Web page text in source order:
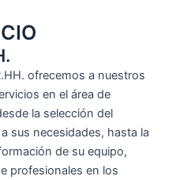
ofrecemos a nuestros
en el área de
la selección del
sus necesidades, hasta la
de su equipo,
profesionales en los